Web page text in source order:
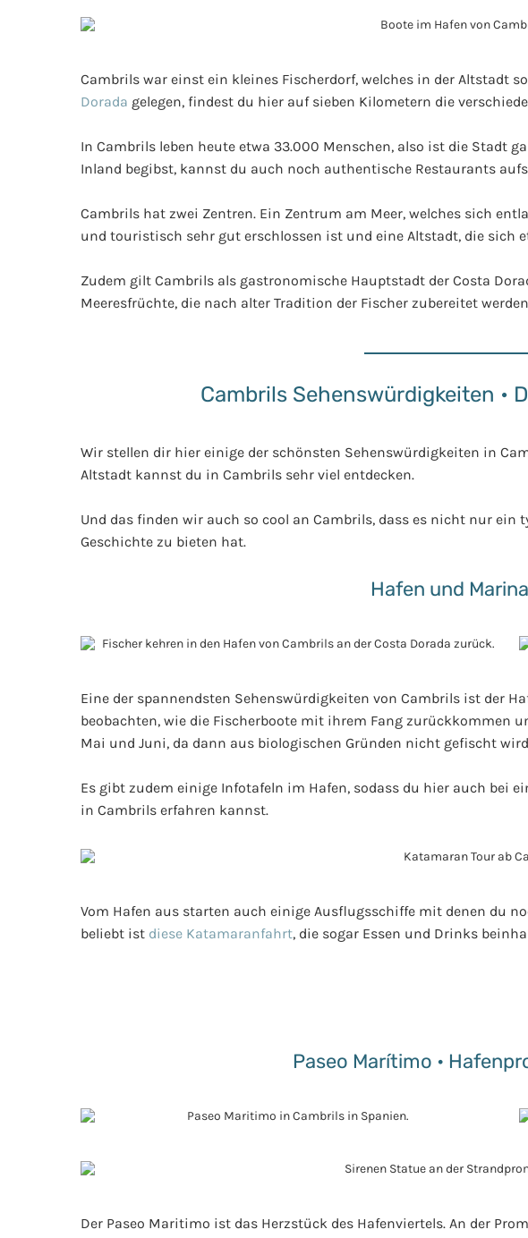
Cambrils war einst ein kleines Fischerdorf, welches in der Altstadt
Dorada gelegen, findest du hier auf sieben Kilometern die
In Cambrils leben heute etwa 33.000 Menschen, also ist die Stadt
Inland begibst, kannst du auch noch authentische Restaurants
Cambrils hat zwei Zentren. Ein Zentrum am Meer, welches sich
und touristisch sehr gut erschlossen ist und eine Altstadt, die sich
Zudem gilt Cambrils als gastronomische Hauptstadt der Costa
Meeresfrüchte, die nach alter Tradition der Fischer zubereitet
Cambrils Sehenswürdigkeiten •
Wir stellen dir hier einige der schönsten Sehenswürdigkeiten in
Altstadt kannst du in Cambrils sehr viel entdecken.
Und das finden wir auch so cool an Cambrils, dass es nicht nur
Geschichte zu bieten hat.
Hafen und
Eine der spannendsten Sehenswürdigkeiten von Cambrils ist der
beobachten, wie die Fischerboote mit ihrem Fang zurückkommen
Mai und Juni, da dann aus biologischen Gründen nicht gefischt
Es gibt zudem einige Infotafeln im Hafen, sodass du hier auch bei
in Cambrils erfahren kannst.
Vom Hafen aus starten auch einige Ausflugsschiffe mit denen du
beliebt ist diese Katamaranfahrt, die sogar Essen und Drinks
Paseo Marítimo •
Der Paseo Maritimo ist das Herzstück des Hafenviertels. An der